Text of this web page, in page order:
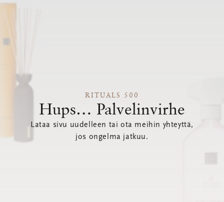
RITUALS 500
Hups… Palvelinvirhe
Lataa sivu uudelleen tai ota meihin yhteyttä,
jos ongelma jatkuu.